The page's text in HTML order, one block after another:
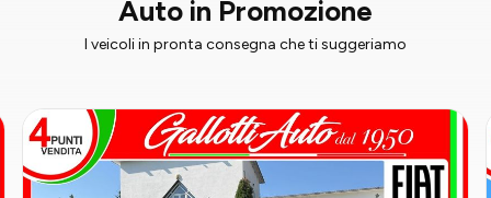
Auto in Promozione
I veicoli in pronta consegna che ti suggeriamo